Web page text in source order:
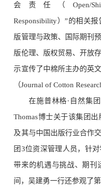
会责任（Open/
Responsibility）”的相关
版管理与政策、国际期刊
版伦理、版权贸易、开放
示宣传了中棉所主办的英
（Journal of Cotton
在施普林格·自然集
Thomas博士关于该集团
及其与中国出版行业合作
团3位资深管理人员，针
带来的机遇与挑战、期刊
间，吴建勇一行还参观了